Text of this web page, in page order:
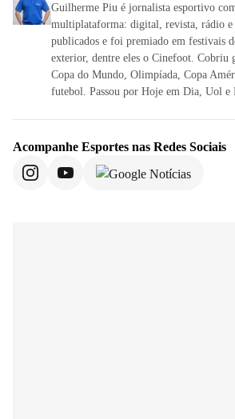
Guilherme Piu é jornalista esportivo
multiplataforma: digital, revista, rádio
publicados e foi premiado em festivais
exterior, dentre eles o Cinefoot. Cobriu
Copa do Mundo, Olimpíada, Copa
futebol. Passou por Hoje em Dia, Uol e
Acompanhe Esportes nas Redes Sociais